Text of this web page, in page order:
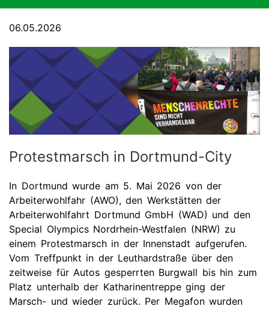
06.05.2026
Protestmarsch in Dortmund-City
In Dortmund wurde am 5. Mai 2026 von der
Arbeiterwohlfahr (AWO), den Werkstätten der
Arbeiterwohlfahrt Dortmund GmbH (WAD) und den
Special Olympics Nordrhein-Westfalen (NRW) zu
einem Protestmarsch in der Innenstadt aufgerufen.
Vom Treffpunkt in der Leuthardstraße über den
zeitweise für Autos gesperrten Burgwall bis hin zum
Platz unterhalb der Katharinentreppe ging der
Marsch- und wieder zurück. Per Megafon wurden